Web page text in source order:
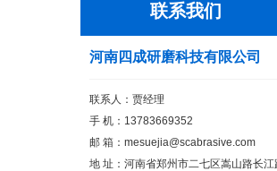
联系我们
河南四成研磨科技有限公司
联系人：贾经理
手 机：13783669352
邮 箱： mesuejia@scabrasive.com
地 址：河南省郑州市二七区嵩山路长江